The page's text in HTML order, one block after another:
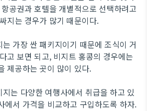
공권과 호텔을 개별적으로 선택하려고
지는 경우가 많기 때문이다.
가장 싼 패키지이기 때문에 조식이 거
고 보면 되고, 비지트 홍콩의 경우에는
제공하는 곳이 많이 있다.
는 다양한 여행사에서 취급을 하고 있
에서 가격을 비교하고 구입하도록 하자.